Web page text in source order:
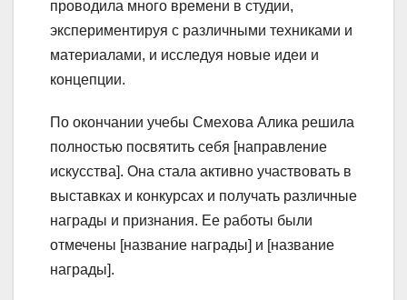
проводила много времени в студии,
экспериментируя с различными техниками и
материалами, и исследуя новые идеи и
концепции.
По окончании учебы Смехова Алика решила
полностью посвятить себя [направление
искусства]. Она стала активно участвовать в
выставках и конкурсах и получать различные
награды и признания. Ее работы были
отмечены [название награды] и [название
награды].